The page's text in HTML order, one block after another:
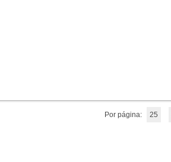
Por página: 25